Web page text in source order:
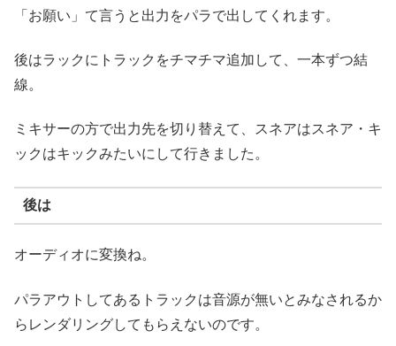
「お願い」て言うと出力をパラで出してくれます。
後はラックにトラックをチマチマ追加して、一本ずつ結
線。
ミキサーの方で出力先を切り替えて、スネアはスネア・キ
ックはキックみたいにして行きました。
後は
オーディオに変換ね。
パラアウトしてあるトラックは音源が無いとみなされるか
らレンダリングしてもらえないのです。